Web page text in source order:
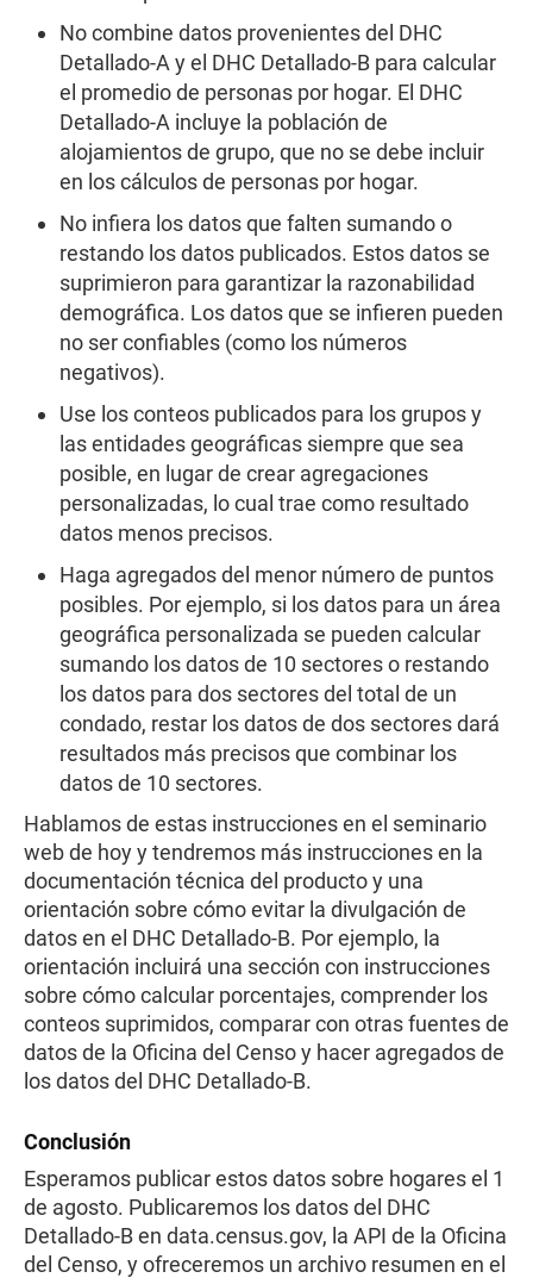
No combine datos provenientes del DHC
Detallado-A y el DHC Detallado-B para calcular
el promedio de personas por hogar. El DHC
Detallado-A incluye la población de
alojamientos de grupo, que no se debe incluir
en los cálculos de personas por hogar.
No infiera los datos que falten sumando o
restando los datos publicados. Estos datos se
suprimieron para garantizar la razonabilidad
demográfica. Los datos que se infieren pueden
no ser confiables (como los números
negativos).
Use los conteos publicados para los grupos y
las entidades geográficas siempre que sea
posible, en lugar de crear agregaciones
personalizadas, lo cual trae como resultado
datos menos precisos.
Haga agregados del menor número de puntos
posibles. Por ejemplo, si los datos para un área
geográfica personalizada se pueden calcular
sumando los datos de 10 sectores o restando
los datos para dos sectores del total de un
condado, restar los datos de dos sectores dará
resultados más precisos que combinar los
datos de 10 sectores.
Hablamos de estas instrucciones en el seminario
web de hoy y tendremos más instrucciones en la
documentación técnica del producto y una
orientación sobre cómo evitar la divulgación de
datos en el DHC Detallado-B. Por ejemplo, la
orientación incluirá una sección con instrucciones
sobre cómo calcular porcentajes, comprender los
conteos suprimidos, comparar con otras fuentes de
datos de la Oficina del Censo y hacer agregados de
los datos del DHC Detallado-B.
Conclusión
Esperamos publicar estos datos sobre hogares el 1
de agosto. Publicaremos los datos del DHC
Detallado-B en data.census.gov, la API de la Oficina
del Censo, y ofreceremos un archivo resumen en el